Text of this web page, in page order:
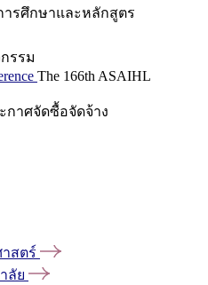
ารศึกษาและหลักสูตร
รรม
The 166th ASAIHL
กาศจัดซื้อจัดจ้าง
สตร์
ลัย